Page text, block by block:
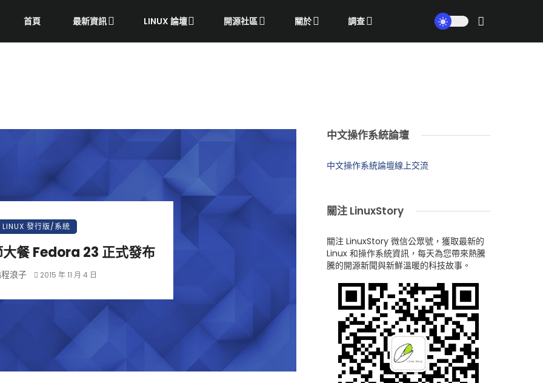
首頁 最新資訊 LINUX 論壇 開源社區 關於 調查
LINUX 發行版/系統
餐 Fedora 23 正式發布
浪子 2015 年 11 月 4 日
中文操作系統論壇
中文操作系統論壇線上交流
關注 LinuxStory
關注 LinuxStory 微信公眾號，獲取最新的
Linux 和操作系統資訊，每天為您帶來熱騰
騰的開源新聞與新鮮溫暖的科技故事。